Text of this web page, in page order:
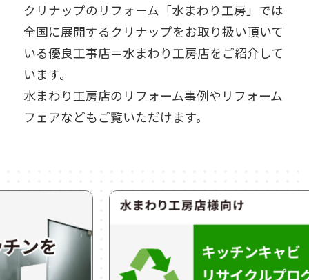
クリナップのリフォーム「水まわり工房」では
全国に展開するクリナップをお取り扱い頂いて
いる優良工事店＝水まわり工房店をご紹介して
います。
水まわり工房店のリフォーム事例やリフォーム
フェアなどもご覧いただけます。